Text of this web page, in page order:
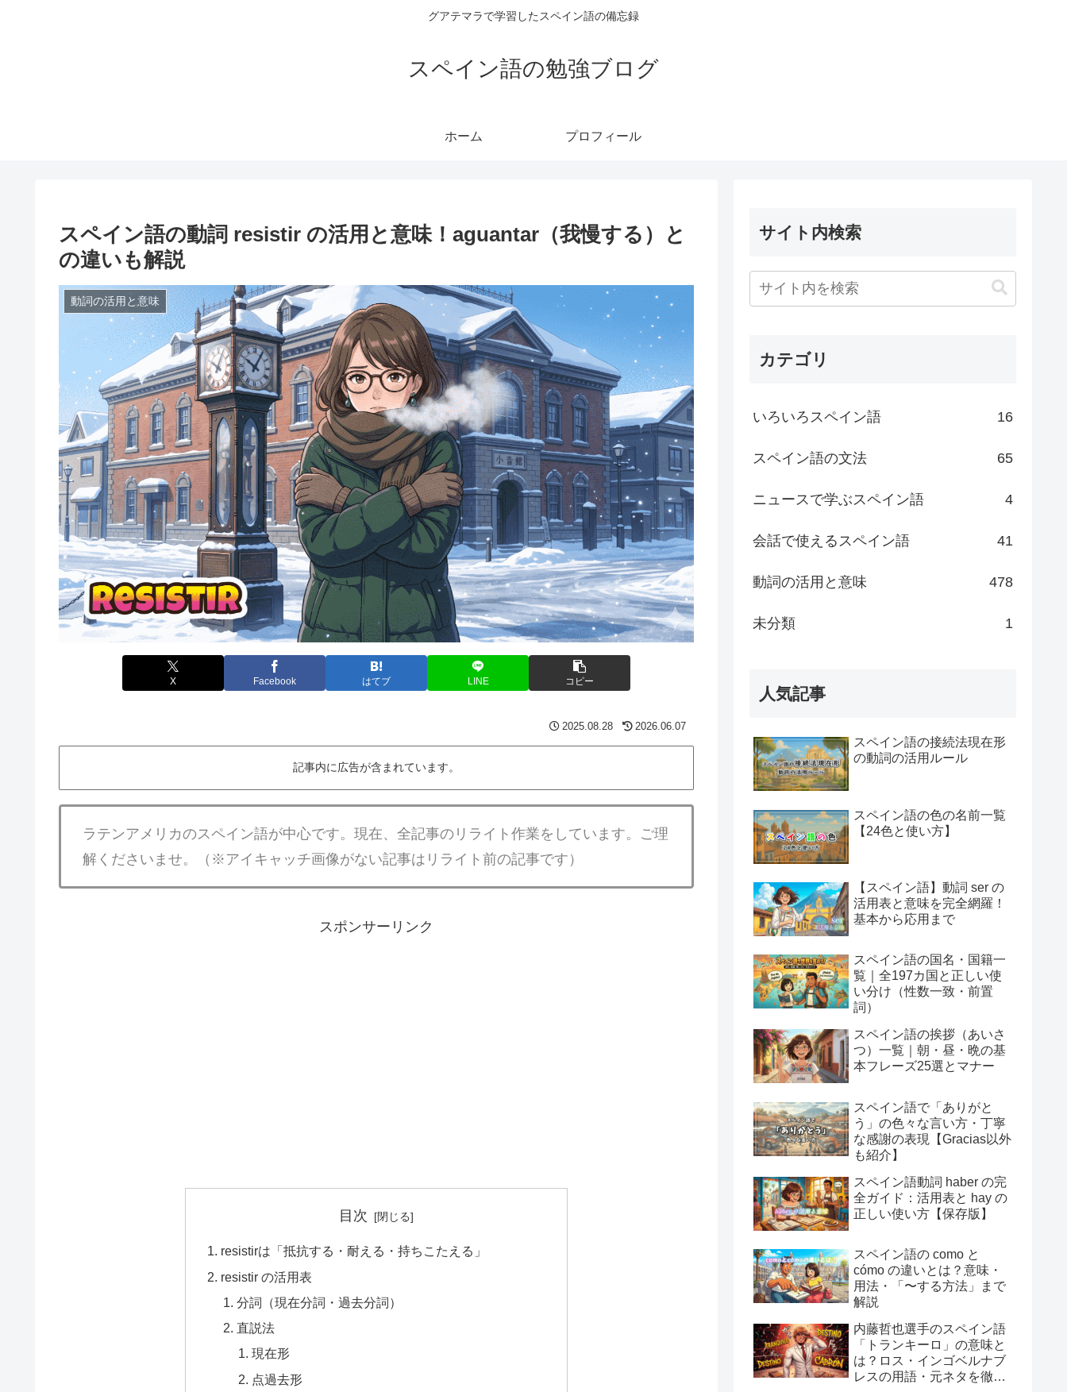
グアテマラで学習したスペイン語の備忘録
スペイン語の勉強ブログ
ホーム プロフィール
スペイン語の動詞 resistir の活用と意味！aguantar（我慢する）と
の違いも解説
動詞の活用と意味
X Facebook はてブ LINE コピー
2025.08.28 2026.06.07
記事内に広告が含まれています。
ラテンアメリカのスペイン語が中心です。現在、全記事のリライト作業をしています。ご理
解くださいませ。（※アイキャッチ画像がない記事はリライト前の記事です）
スポンサーリンク
目次
resistirは「抵抗する・耐える・持ちこたえる」
resistir の活用表
分詞（現在分詞・過去分詞）
直説法
現在形
点過去形
サイト内検索
カテゴリ
いろいろスペイン語 16
スペイン語の文法 65
ニュースで学ぶスペイン語 4
会話で使えるスペイン語 41
動詞の活用と意味 478
未分類 1
人気記事
スペイン語の接続法現在形
の動詞の活用ルール
スペイン語の色の名前一覧
【24色と使い方】
【スペイン語】動詞 ser の
活用表と意味を完全網羅！
基本から応用まで
スペイン語の国名・国籍一
覧｜全197カ国と正しい使
い分け（性数一致・前置
詞）
スペイン語の挨拶（あいさ
つ）一覧｜朝・昼・晩の基
本フレーズ25選とマナー
スペイン語で「ありがと
う」の色々な言い方・丁寧
な感謝の表現【Gracias以外
も紹介】
スペイン語動詞 haber の完
全ガイド：活用表と hay の
正しい使い方【保存版】
スペイン語の como と
cómo の違いとは？意味・
用法・「〜する方法」まで
解説
内藤哲也選手のスペイン語
「トランキーロ」の意味と
は？ロス・インゴベルナブ
レスの用語・元ネタを徹底